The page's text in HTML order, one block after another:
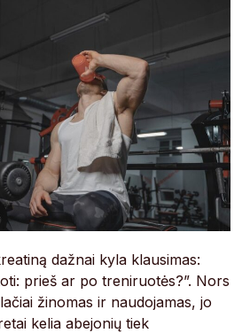
dažnai kyla klausimas:
prieš ar po treniruotės?”. Nors
žinomas ir naudojamas, jo
kelia abejonių tiek